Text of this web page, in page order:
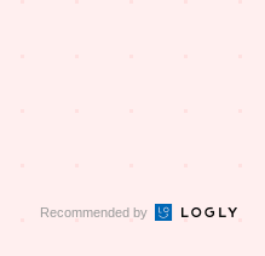
Recommended by